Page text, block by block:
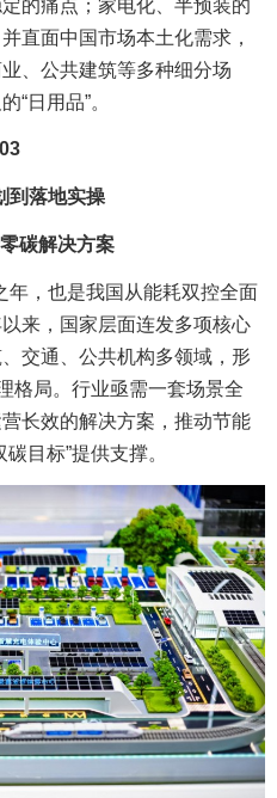
的痛点；家电化、半预装的
直面中国市场本土化需求，
、公共建筑等多种细分场
“日用品”。
03
到落地实操
碳解决方案
，也是我国从能耗双控全面
来，国家层面连发多项核心
交通、公共机构多领域，形
格局。行业亟需一套场景全
长效的解决方案，推动节能
目标”提供支撑。